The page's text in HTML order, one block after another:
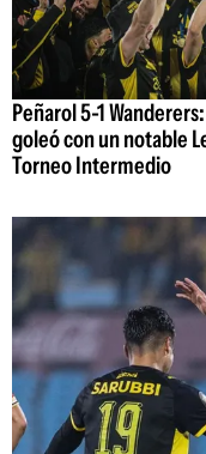
Peñarol 5-1
goleó con un notable
Torneo Intermedio